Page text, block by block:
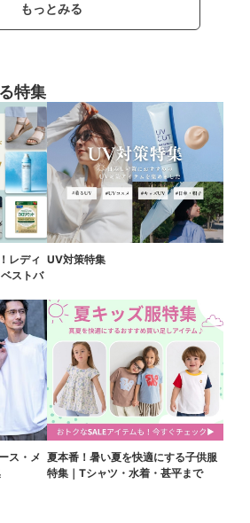
もっとみる
特集
レディ
ストバ
UV対策特集
ス・メ 夏本番！暑い夏を快適にする子供服
特集｜Tシャツ・水着・甚平まで